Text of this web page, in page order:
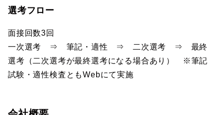
選考フロー
面接回数3回
一次選考 ⇒ 筆記・適性 ⇒ 二次選考 ⇒ 最終
選考（二次選考が最終選考になる場合あり） ※筆記
試験・適性検査ともWebにて実施